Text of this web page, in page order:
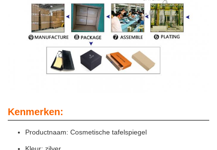
Kenmerken:
Productnaam: Cosmetische tafelspiegel